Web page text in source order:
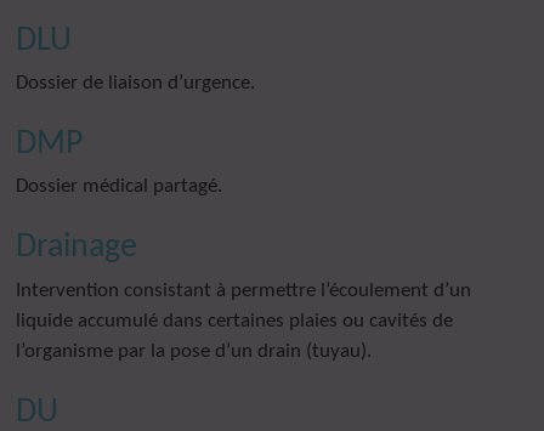
DLU
Dossier de liaison d’urgence.
DMP
Dossier médical partagé.
Drainage
Intervention consistant à permettre l’écoulement d’un
liquide accumulé dans certaines plaies ou cavités de
l’organisme par la pose d’un drain (tuyau).
DU